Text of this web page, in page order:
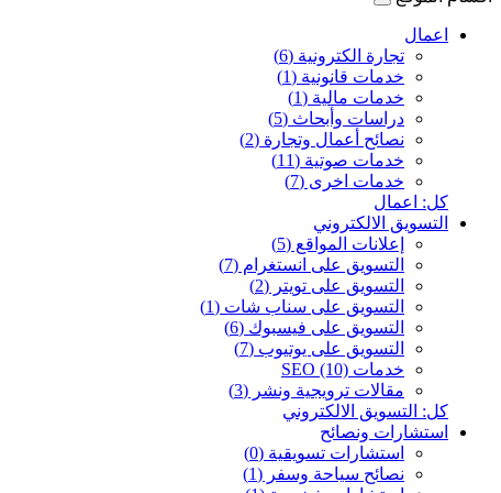
اعمال
تجارة الكترونية (6)
خدمات قانونية (1)
خدمات مالية (1)
دراسات وأبحاث (5)
نصائح أعمال وتجارة (2)
خدمات صوتية (11)
خدمات اخرى (7)
كل: اعمال
التسويق الالكتروني
إعلانات المواقع (5)
التسويق على انستغرام (7)
التسويق على تويتر (2)
التسويق على سناب شات (1)
التسويق على فيسبوك (6)
التسويق على يوتيوب (7)
خدمات SEO (10)
مقالات ترويجية ونشر (3)
كل: التسويق الالكتروني
استشارات ونصائح
استشارات تسويقية (0)
نصائح سياحة وسفر (1)